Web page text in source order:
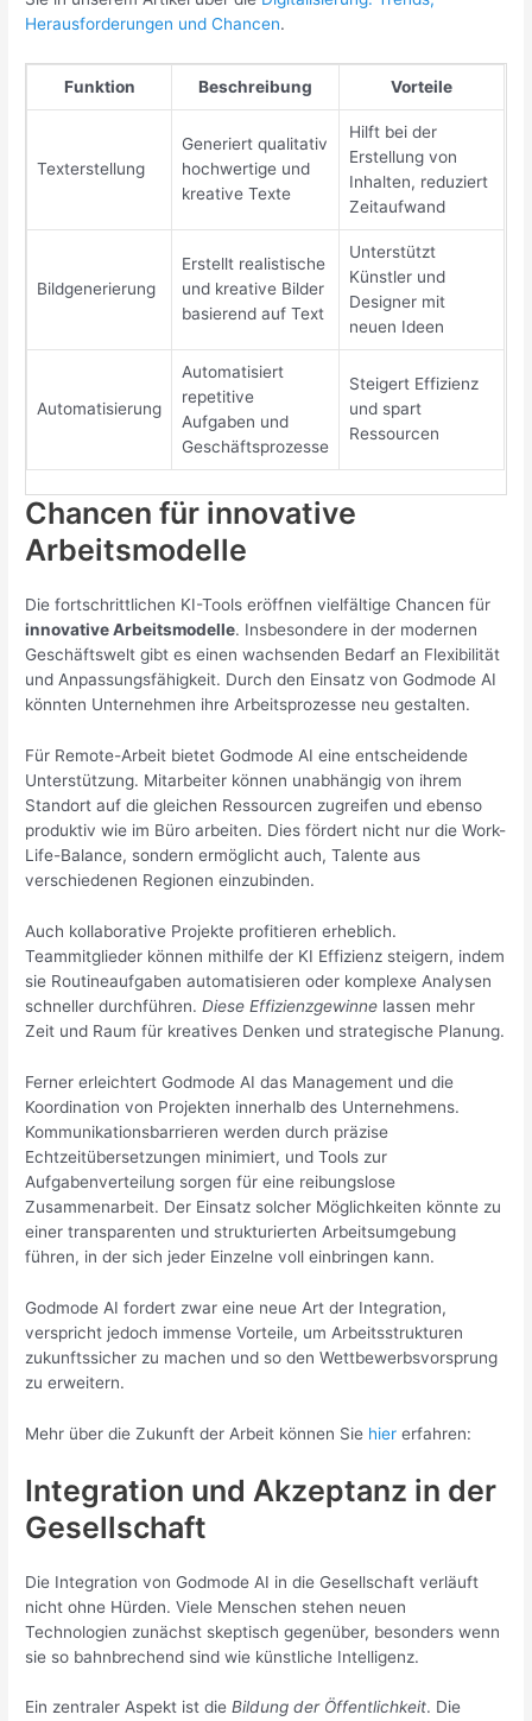
Herausforderungen und Chancen.
Funktion Beschreibung Vorteile
Texterstellung
Generiert qualitativ
hochwertige und
kreative Texte
Hilft bei der
Erstellung von
Inhalten, reduziert
Zeitaufwand
Bildgenerierung
Erstellt realistische
und kreative Bilder
basierend auf Text
Unterstützt
Künstler und
Designer mit
neuen Ideen
Automatisierung
Automatisiert
repetitive
Aufgaben und
Geschäftsprozesse
Steigert Effizienz
und spart
Ressourcen
Chancen für innovative
Arbeitsmodelle
Die fortschrittlichen KI-Tools eröffnen vielfältige Chancen für
innovative Arbeitsmodelle. Insbesondere in der modernen
Geschäftswelt gibt es einen wachsenden Bedarf an Flexibilität
und Anpassungsfähigkeit. Durch den Einsatz von Godmode AI
könnten Unternehmen ihre Arbeitsprozesse neu gestalten.
Für Remote-Arbeit bietet Godmode AI eine entscheidende
Unterstützung. Mitarbeiter können unabhängig von ihrem
Standort auf die gleichen Ressourcen zugreifen und ebenso
produktiv wie im Büro arbeiten. Dies fördert nicht nur die Work-
Life-Balance, sondern ermöglicht auch, Talente aus
verschiedenen Regionen einzubinden.
Auch kollaborative Projekte profitieren erheblich.
Teammitglieder können mithilfe der KI Effizienz steigern, indem
sie Routineaufgaben automatisieren oder komplexe Analysen
schneller durchführen.Diese Effizienzgewinne lassen mehr
Zeit und Raum für kreatives Denken und strategische Planung.
Ferner erleichtert Godmode AI das Management und die
Koordination von Projekten innerhalb des Unternehmens.
Kommunikationsbarrieren werden durch präzise
Echtzeitübersetzungen minimiert, und Tools zur
Aufgabenverteilung sorgen für eine reibungslose
Zusammenarbeit. Der Einsatz solcher Möglichkeiten könnte zu
einer transparenten und strukturierten Arbeitsumgebung
führen, in der sich jeder Einzelne voll einbringen kann.
Godmode AI fordert zwar eine neue Art der Integration,
verspricht jedoch immense Vorteile, um Arbeitsstrukturen
zukunftssicher zu machen und so den Wettbewerbsvorsprung
zu erweitern.
Mehr über die Zukunft der Arbeit können Sie hier erfahren:
Integration und Akzeptanz in der
Gesellschaft
Die Integration von Godmode AI in die Gesellschaft verläuft
nicht ohne Hürden. Viele Menschen stehen neuen
Technologien zunächst skeptisch gegenüber, besonders wenn
sie so bahnbrechend sind wie künstliche Intelligenz.
Ein zentraler Aspekt ist dieBildung der Öffentlichkeit. Die